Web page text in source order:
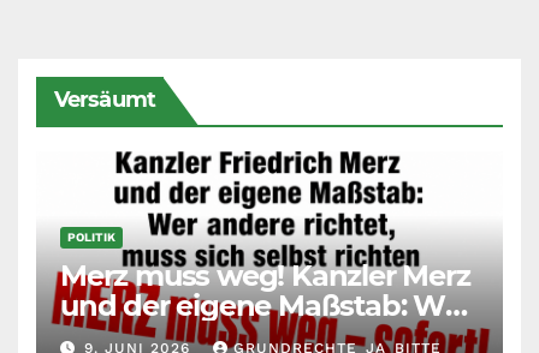
Versäumt
POLITIK
Merz muss weg! Kanzler Merz
und der eigene Maßstab: Wer
andere richtet, muss sich
9. JUNI 2026 GRUNDRECHTE_JA_BITTE